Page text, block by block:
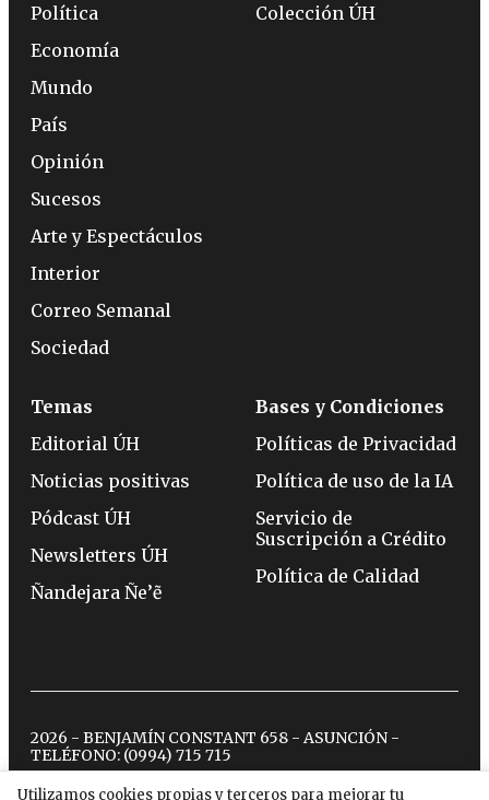
Utilizamos cookies propias y terceros para mejorar tu
Política
Economía
Mundo
País
Opinión
Sucesos
Arte y Espectáculos
Interior
Correo Semanal
Sociedad
Colección ÚH
Temas
Editorial ÚH
Noticias positivas
Pódcast ÚH
Newsletters ÚH
Ñandejara Ñe’ẽ
Bases y Condiciones
Políticas de Privacidad
Política de uso de la IA
Servicio de
Suscripción a Crédito
Política de Calidad
2026 - BENJAMÍN CONSTANT 658 - ASUNCIÓN -
TELÉFONO: (0994) 715 715